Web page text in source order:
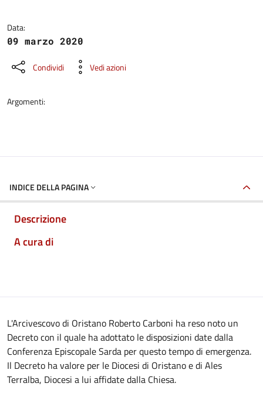
Data:
09 marzo 2020
Condividi Vedi azioni
Argomenti:
INDICE DELLA PAGINA
Descrizione
A cura di
L'Arcivescovo di Oristano Roberto Carboni ha reso noto un
Decreto con il quale ha adottato le disposizioni date dalla
Conferenza Episcopale Sarda per questo tempo di emergenza.
Il Decreto ha valore per le Diocesi di Oristano e di Ales
Terralba, Diocesi a lui affidate dalla Chiesa.